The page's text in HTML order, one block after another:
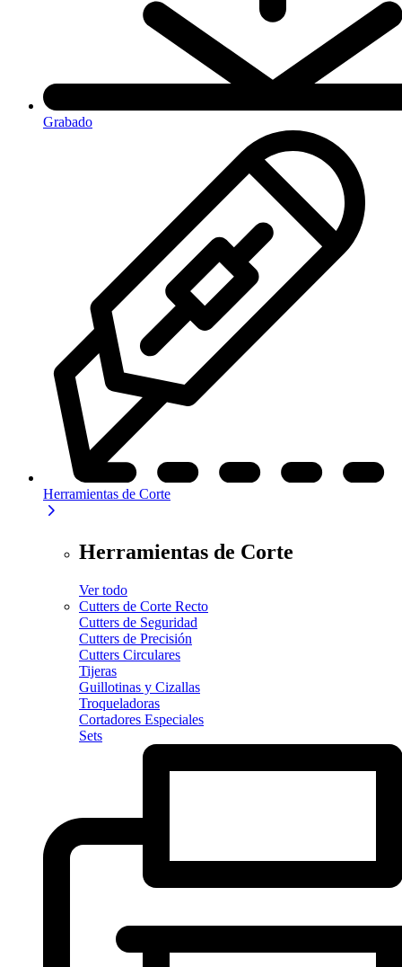
Grabado
Herramientas de Corte
Herramientas de Corte
Ver todo
Cutters de Corte Recto
Cutters de Seguridad
Cutters de Precisión
Cutters Circulares
Tijeras
Guillotinas y Cizallas
Troqueladoras
Cortadores Especiales
Sets